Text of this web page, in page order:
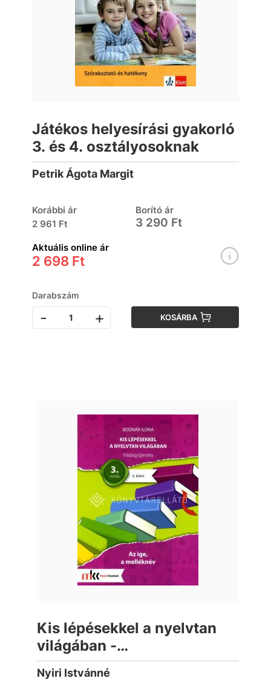
Játékos helyesírási gyakorló
3. és 4. osztályosoknak
Petrik Ágota Margit
Korábbi ár
2 961 Ft
Borító ár
3 290 Ft
Aktuális online ár
2 698 Ft
Darabszám
- + KOSÁRBA
Kis lépésekkel a nyelvtan
világában -
Feladatgyűjtemény 3.
osztály II. kötet
Nyiri Istvánné